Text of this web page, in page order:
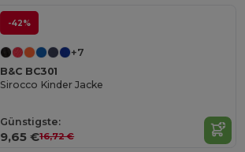
-42%
+7
B&C BC301
Sirocco Kinder Jacke
Günstigste:
9,65 €16,72 €